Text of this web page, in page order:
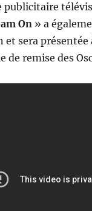
publicitaire
On » a
et sera présentée
de remise des